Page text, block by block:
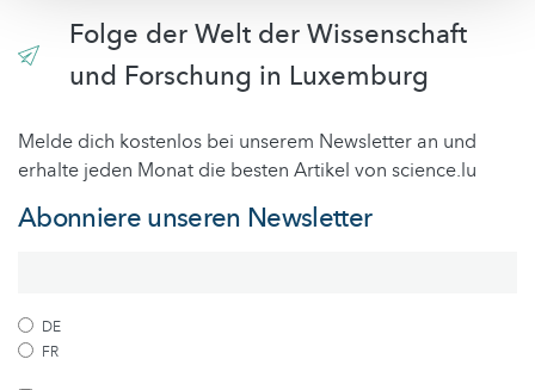
Folge der Welt der Wissenschaft
und Forschung in Luxemburg
Melde dich kostenlos bei unserem Newsletter an und
erhalte jeden Monat die besten Artikel von science.lu
Abonniere unseren Newsletter
DE
FR